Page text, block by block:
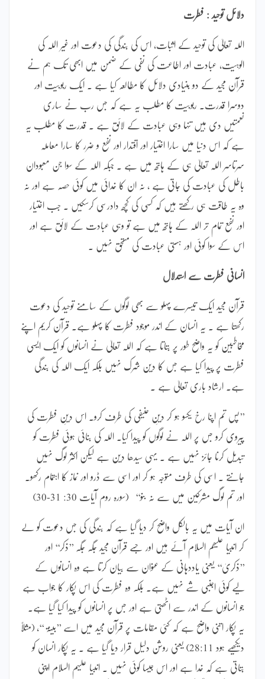
دلائل توحید : فطرت
اللہ تعالیٰ کی توحید کے اثبات، اس کی بندگی کی دعوت اور غیر اللہ کی
الوہیت، عبادت اور اطاعت کی نفی کے ضمن میں ابھی تک ہم نے
قرآن مجید کے دو بنیادی دلائل کا مطالعہ کیا ہے ۔ ایک ربوبیت اور
دوسرا قدرت۔ ربوبیت کا مطلب یہ ہے کہ جس رب نے ساری
نعمتیں دی ہیں تنہا وہی عبادت کے لائق ہے ۔ قدرت کا مطلب یہ
ہے کہ اس دنیا میں سارا اختیار اور اقتدار اور نفع و ضرر کا سارا معاملہ
سرتاسر اللہ تعالیٰ ہی کے ہاتھ میں ہے ۔ جبکہ اللہ کے سوا جن معبودان
باطل کی عبادت کی جاتی ہے ، نہ ان کا خدائی میں کوئی حصہ ہے اور نہ
وہ یہ طاقت ہی رکھتے ہیں کہ کسی کی کچھ دادرسی کرسکیں ۔ جب اختیار
اور نفع تمام تر اللہ کے ہاتھ میں ہے تو وہی عبادت کے لائق ہے اور
اس کے سوا کوئی اور ہستی عبادت کی مستحق نہیں ۔
انسانی فطرت سے استدلال
قرآن مجید ایک تیسرے پہلو سے بھی لوگوں کے سامنے توحید کی دعوت
رکھتا ہے ۔ یہ انسان کے اندر موجود فطرت کا پہلو ہے۔ قرآن کریم اپنے
مخاطبین کو یہ واضح طور پر بتاتا ہے کہ اللہ تعالیٰ نے انسانوں کو ایک ایسی
فطرت پر پیدا کیا ہے جس کا دین شرک نہیں بلکہ ایک اللہ کی بندگی
ہے۔ ارشاد باری تعالیٰ ہے ۔
’’پس تم اپنا رخ یکسو ہو کر دینِ حنیفی کی طرف کرو۔ اس دینِ فطرت کی
پیروی کرو جس پر اللہ نے لوگوں کو پیدا کیا۔ اللہ کی بنائی ہوئی فطرت کو
تبدیل کرنا جائز نہیں ہے ۔ یہی سیدھا دین ہے لیکن اکثر لوگ نہیں
جانتے ۔ اسی کی طرف متوجہ ہو کر اور اسی سے ڈرو اور نماز کا اہتمام رکھو۔
اور تم لوگ مشرکین میں سے نہ بنو‘‘ (سورہ روم آیات 30: 31-30)
ان آیات میں یہ بالکل واضح کر دیا گیا ہے کہ بندگی کی جس دعوت کو لے
کر انبیا علیھم السلام آئے ہیں اور جسے قرآن مجید جگہ جگہ ’’ذکر‘‘ اور
’’ذکریٰ‘‘ یعنی یاددہانی کے عنوان سے بیان کرتا ہے وہ انسانوں کے
لیے کوئی اجنبی شے نہیں ہے۔ بلکہ وہ فطرت کی اس پکار کا جواب ہے
جو انسانوں کے اندر سے اٹھتی ہے اور جس پر انسانوں کو پیدا کیا گیا ہے۔
یہ پکار اتنی واضح ہے کہ کئی مقامات پر قرآن مجید میں اسے ’’بینۃ ‘‘، (مثلاً
دیکھیے ہود 28:11) یعنی روشن دلیل قرار دیا گیا ہے ۔ یہ پکار انسان کو
بتاتی ہے کہ خدا ہے اور اس جیسا کوئی نہیں ۔ انبیا علیہم السلام اپنی